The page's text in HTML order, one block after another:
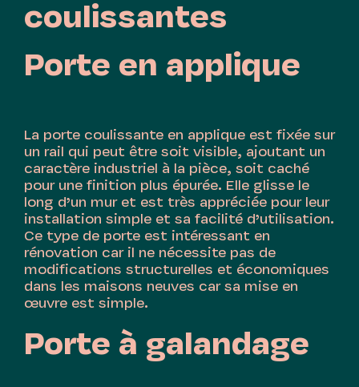
coulissantes
Porte en applique
La porte coulissante en applique est fixée sur
un rail qui peut être soit visible, ajoutant un
caractère industriel à la pièce, soit caché
pour une finition plus épurée. Elle glisse le
long d’un mur et est très appréciée pour leur
installation simple et sa facilité d’utilisation.
Ce type de porte est intéressant en
rénovation car il ne nécessite pas de
modifications structurelles et économiques
dans les maisons neuves car sa mise en
œuvre est simple.
Porte à galandage